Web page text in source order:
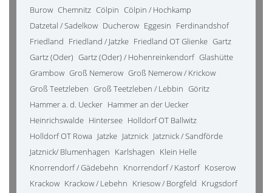
Burow Chemnitz Cölpin Cölpin / Hochkamp
Datzetal / Sadelkow Ducherow Eggesin Ferdinandshof
Friedland Friedland / Jatzke Friedland OT Glienke Gartz
Gartz (Oder) Gartz (Oder) / Hohenreinkendorf Glashütte
Grambow Groß Nemerow Groß Nemerow / Krickow
Groß Teetzleben Groß Teetzleben / Lebbin Göritz
Hammer a. d. Uecker Hammer an der Uecker
Heinrichswalde Hintersee Holldorf OT Ballwitz
Holldorf OT Rowa Jatzke Jatznick Jatznick / Sandförde
Jatznick/ Blumenhagen Karlshagen Klein Helle
Knorrendorf / Gädebehn Knorrendorf / Kastorf Koserow
Krackow Krackow / Lebehn Kriesow / Borgfeld Krugsdorf